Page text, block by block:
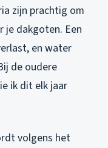
zijn prachtig om
je dakgoten. Een
en water
de oudere
ik dit elk jaar
volgens het